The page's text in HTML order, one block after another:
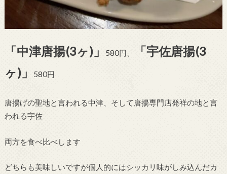
「中津唐揚(3ヶ)」 580円、
「宇佐唐揚(3
ヶ)」
580円
唐揚げの聖地と言われる中津、そして唐揚専門店発祥の地と言
われる宇佐
両方を食べ比べします
どちらも美味しいですが個人的にはシッカリ味がしみ込んだカ